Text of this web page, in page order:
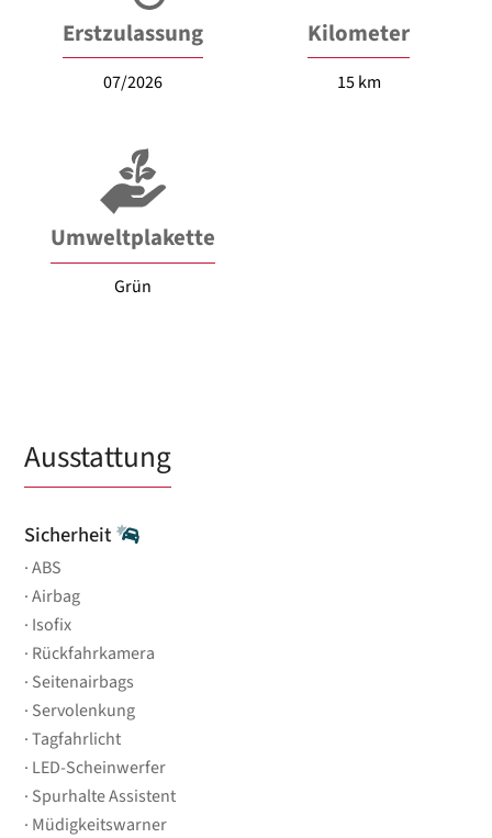
Erstzulassung
07/2026
Kilometer
15 km
Umweltplakette
Grün
Ausstattung
Sicherheit
ABS
Airbag
Isofix
Rückfahrkamera
Seitenairbags
Servolenkung
Tagfahrlicht
LED-Scheinwerfer
Spurhalte Assistent
Müdigkeitswarner